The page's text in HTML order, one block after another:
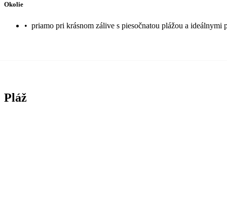
Okolie
• priamo pri krásnom zálive s piesočnatou plážou a ideálnymi
Pláž